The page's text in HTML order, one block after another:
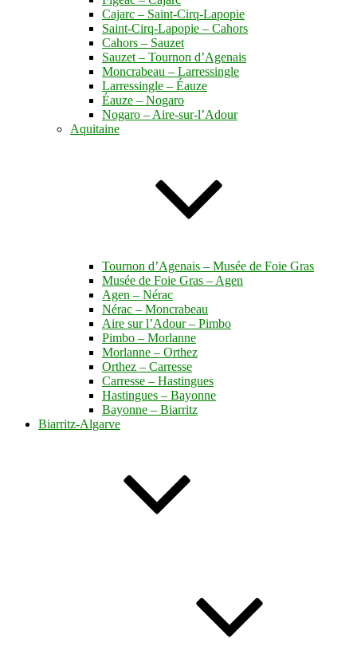
Cajarc – Saint-Cirq-Lapopie
Saint-Cirq-Lapopie – Cahors
Cahors – Sauzet
Sauzet – Tournon d’Agenais
Moncrabeau – Larressingle
Larressingle – Éauze
Éauze – Nogaro
Nogaro – Aire-sur-l’Adour
Aquitaine
Tournon d’Agenais – Musée de Foie Gras
Musée de Foie Gras – Agen
Agen – Nérac
Nérac – Moncrabeau
Aire sur l’Adour – Pimbo
Pimbo – Morlanne
Morlanne – Orthez
Orthez – Carresse
Carresse – Hastingues
Hastingues – Bayonne
Bayonne – Biarritz
Biarritz-Algarve